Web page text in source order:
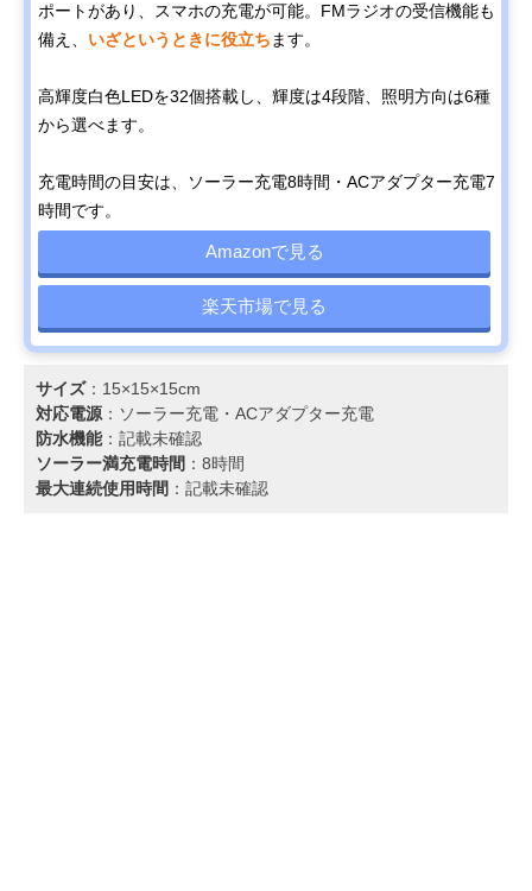
ポートがあり、スマホの充電が可能。FMラジオの受信機能も
備え、 いざというときに役立ちます。
高輝度白色LEDを32個搭載し、輝度は4段階、照明方向は6種
から選べます。
充電時間の目安は、ソーラー充電8時間・ACアダプター充電7
時間です。
Amazonで見る
楽天市場で見る
サイズ：15×15×15cm
対応電源：‎ソーラー充電‎・ACアダプター充電
防水機能：記載未確認
ソーラー満充電時間 ：8時間
最大連続使用時間 ：記載未確認